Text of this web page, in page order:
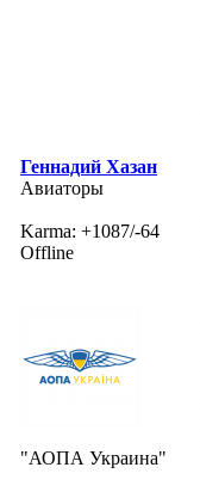
Геннадий Хазан
Авиаторы
Karma: +1087/-64
Offline
"АОПА Украина"